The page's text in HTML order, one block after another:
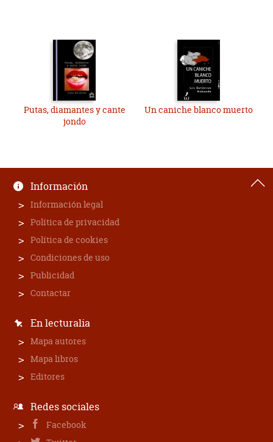
Putas, diamantes y cante
jondo
Un caniche blanco muerto
Información
Información legal
Política de privacidad
Política de cookies
Condiciones de uso
Publicidad
Contactar
En lecturalia
Mapa autores
Mapa libros
Editores
Redes sociales
Facebook